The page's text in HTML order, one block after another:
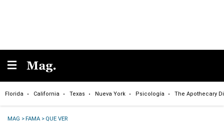
Florida California Texas Nueva York Psicología The Apothecary
MAG >FAMA > QUE VER